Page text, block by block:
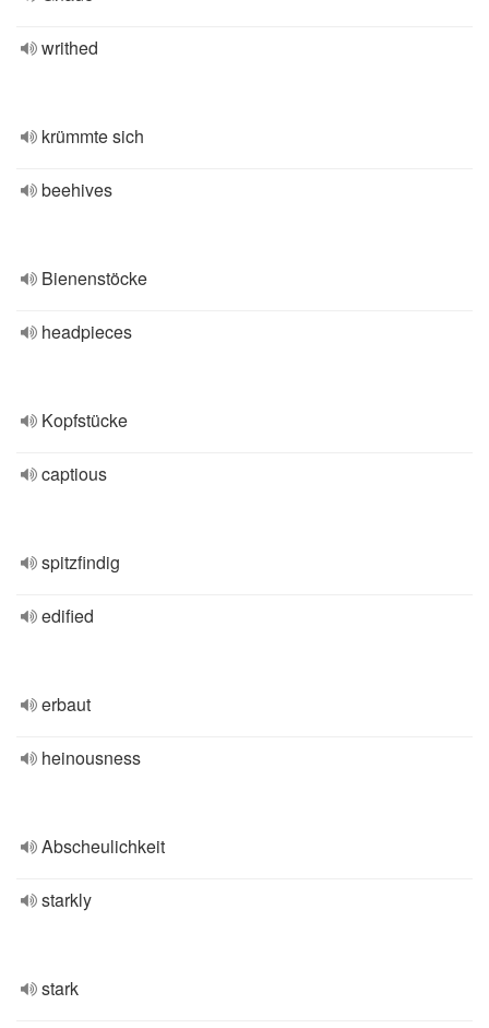
writhed
krümmte sich
beehives
Bienenstöcke
headpieces
Kopfstücke
captious
spitzfindig
edified
erbaut
heinousness
Abscheulichkeit
starkly
stark